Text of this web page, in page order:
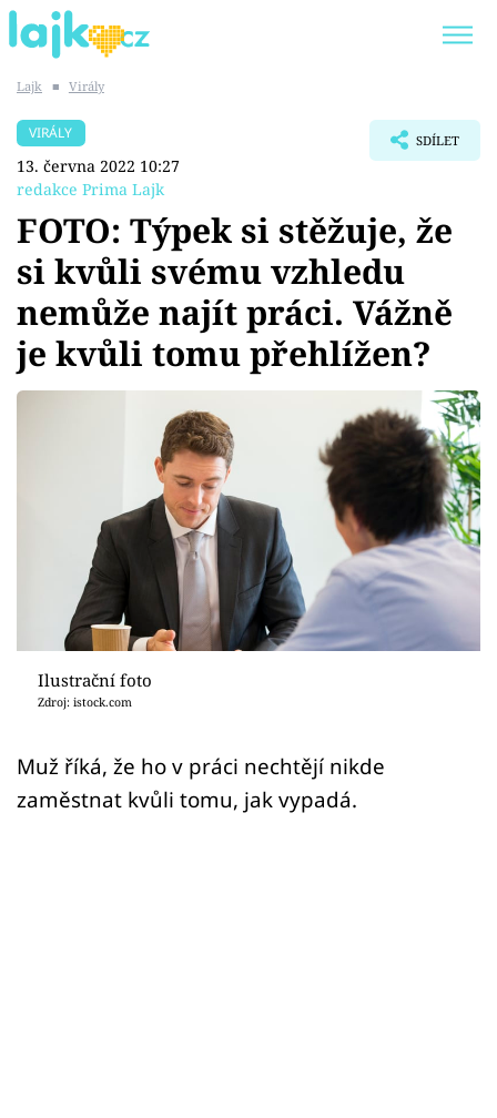
SHOPAHOLICADEL
Témata
Showbyznys
Youtubeři
Sex a vztahy
Videa
Sledujte prima+
Přihlášení
Sledujte nás
Lajk ■ Virály
VIRÁLY
13. června 2022 10:27
redakce Prima Lajk
SDÍLET
FOTO: Týpek si stěžuje, že
si kvůli svému vzhledu
nemůže najít práci. Vážně
je kvůli tomu přehlížen?
Ilustrační foto
Zdroj: istock.com
Muž říká, že ho v práci nechtějí nikde
zaměstnat kvůli tomu, jak vypadá.